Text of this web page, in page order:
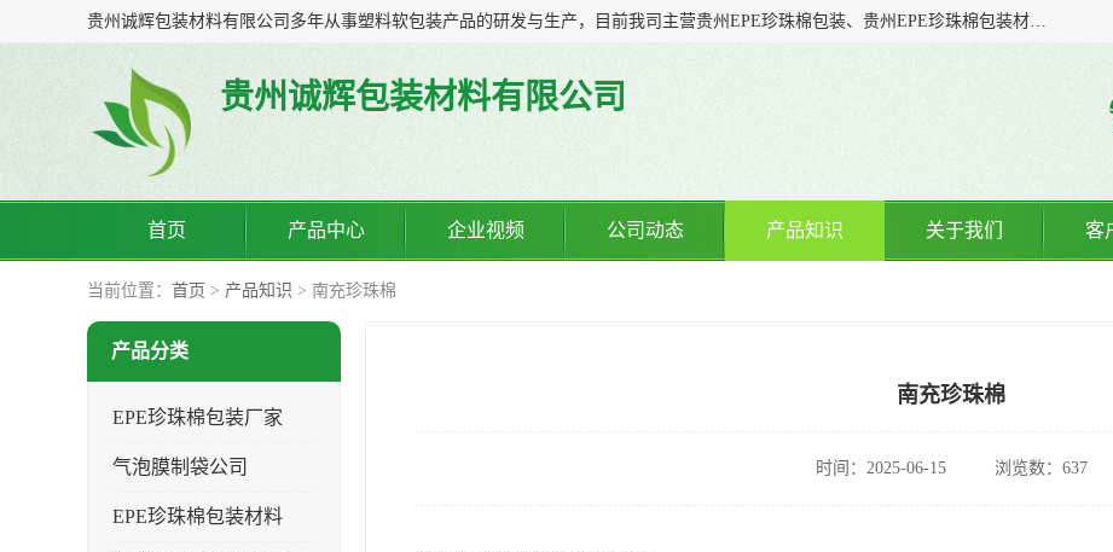
贵州诚辉包装材料有限公司多年从事塑料软包装产品的研发与生产，目前我司主营贵州EPE珍珠棉包装、贵州EPE珍珠棉包装材料、贵州防静电EPE珍珠棉、贵州气泡膜制袋、贵州气泡膜包装、贵州防静电气泡膜等；我司一直以来，凭着“诚信客自来”的精神，力争以全新的体制、先进的管理、科学的技术，不断提升服务，力求与您携手共进、共创佳绩
贵州诚辉包装材料有限公司
首页 产品中心 企业视频 公司动态 产品知识 关于我们 客
当前位置： 首页 > 产品知识 > 南充珍珠棉
产品分类
EPE珍珠棉包装厂家
气泡膜制袋公司
EPE珍珠棉包装材料
南充珍珠棉
时间：2025-06-15 浏览数：637